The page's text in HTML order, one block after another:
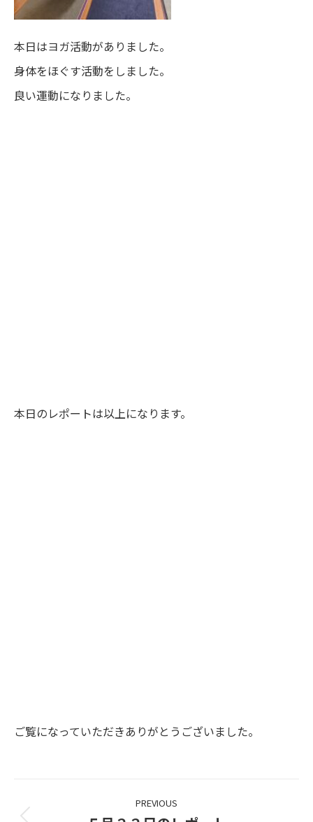
本日はヨガ活動がありました。
身体をほぐす活動をしました。
良い運動になりました。
本日のレポートは以上になります。
ご覧になっていただきありがとうございました。
PREVIOUS